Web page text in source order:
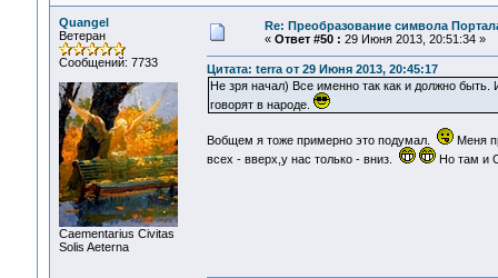
Quangel
Ветеран
Сообщений: 7733
Сaementarius Civitas
Solis Aeterna
Re: Преобразование символа
« Ответ #50 : 29 Июня 2013, 20:51:34 »
Цитата: terra от 29 Июня 2013, 20:45:17
Не зря начал) Все именно так как и должно
говорят в народе.
Вобщем я тоже примерно это подумал.
Меня
всех - вверх,у нас только - вниз.
Но там и